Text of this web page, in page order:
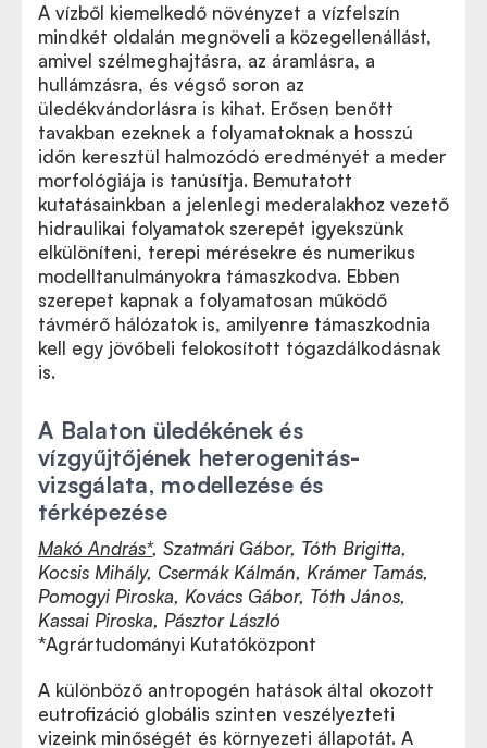
A vízből kiemelkedő növényzet a vízfelszín
mindkét oldalán megnöveli a közegellenállást,
amivel szélmeghajtásra, az áramlásra, a
hullámzásra, és végső soron az
üledékvándorlásra is kihat. Erősen benőtt
tavakban ezeknek a folyamatoknak a hosszú
időn keresztül halmozódó eredményét a meder
morfológiája is tanúsítja. Bemutatott
kutatásainkban a jelenlegi mederalakhoz vezető
hidraulikai folyamatok szerepét igyekszünk
elkülöníteni, terepi mérésekre és numerikus
modelltanulmányokra támaszkodva. Ebben
szerepet kapnak a folyamatosan működő
távmérő hálózatok is, amilyenre támaszkodnia
kell egy jövőbeli felokosított tógazdálkodásnak
is.
A Balaton üledékének és
vízgyűjtőjének heterogenitás-
vizsgálata, modellezése és
térképezése
Makó András*, Szatmári Gábor, Tóth Brigitta,
Kocsis Mihály, Csermák Kálmán, Krámer Tamás,
Pomogyi Piroska, Kovács Gábor, Tóth János,
Kassai Piroska, Pásztor László
*Agrártudományi Kutatóközpont
A különböző antropogén hatások által okozott
eutrofizáció globális szinten veszélyezteti
vizeink minőségét és környezeti állapotát. A